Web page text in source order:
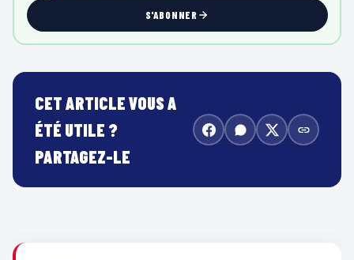
S'ABONNER
CET ARTICLE VOUS A
ÉTÉ UTILE ?
PARTAGEZ-LE